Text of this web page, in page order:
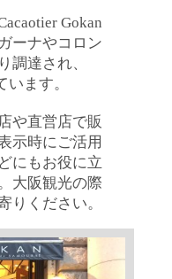
Gokan
ーナやコロン
調達され、
ます。
や直営店で販
示時にご活用
にもお役に立
大阪観光の際